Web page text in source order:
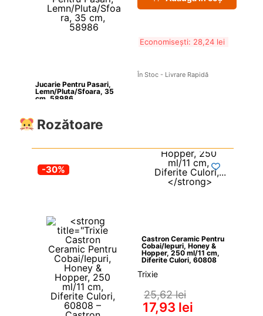
Jucarie Pentru Pasari,
Lemn/Pluta/Sfoara, 35
cm, 58986
Economisești: 28,24 lei
În Stoc - Livrare Rapidă
Rozătoare
-30%
Castron Ceramic Pentru
Cobai/Iepuri, Honey &
Hopper, 250 ml/11 cm,
Diferite Culori, 60808
Trixie
25,62 lei
17,93 lei